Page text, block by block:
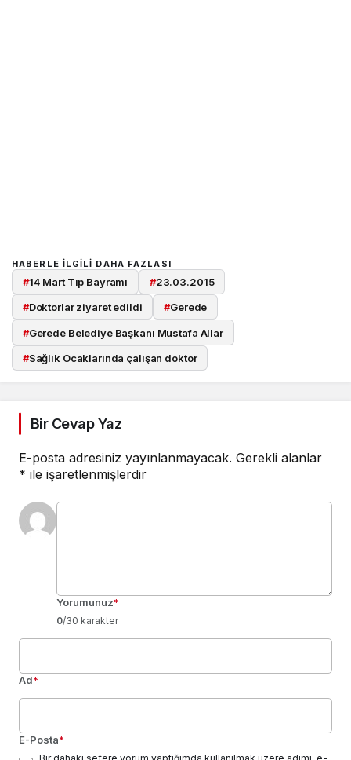
HABERLE ILGILI DAHA FAZLASI
#14 Mart Tıp Bayramı #23.03.2015
#Doktorlar ziyaret edildi #Gerede
#Gerede Belediye Başkanı Mustafa Allar
#Sağlık Ocaklarında çalışan doktor
Bir Cevap Yaz
E-posta adresiniz yayınlanmayacak. Gerekli alanlar
* ile işaretlenmişlerdir
Yorumunuz*
0/30 karakter
Ad*
E-Posta*